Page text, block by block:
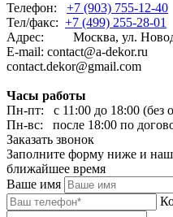
Телефон: +7 (903) 755-12-40
Тел/факс: +7 (499) 255-28-01
Адрес: Москва, ул.
E-mail: contact@a-dekor.ru
contact.dekor@gmail.com
Часы работы
Пн-пт: с 11:00 до 18:00 (без
Пн-вс: после 18:00 по
Заказать звонок
Заполните форму ниже и
ближайшее время
Ваше имя